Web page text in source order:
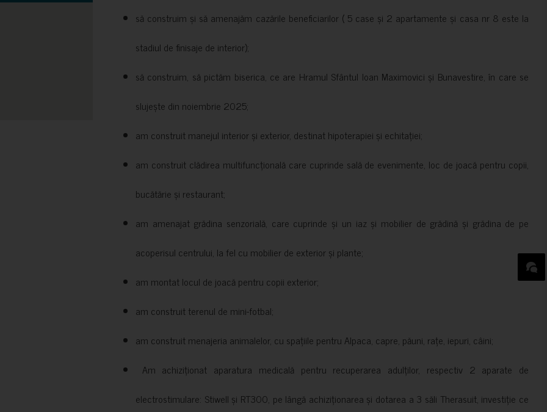
să construim și să amenajăm cazările beneficiarilor ( 5 case și 2 apartamente și casa nr 8 este la
stadiul de finisaje de interior);
să construim, să pictăm biserica, ce are Hramul Sfântul Ioan Maximovici și Bunavestire, în care se
slujește din noiembrie 2025;
am construit manejul interior și exterior, destinat hipoterapiei și echitației;
am construit clădirea multifuncțională care cuprinde sală de evenimente, loc de joacă pentru copii,
bucătărie și restaurant;
am amenajat grădina senzorială, care cuprinde și un iaz și mobilier de grădină și grădina de pe
acoperisul centrului, la fel cu mobilier de exterior și plante;
am montat locul de joacă pentru copii exterior;
am construit terenul de mini-fotbal;
am construit menajeria animalelor, cu spațiile pentru Alpaca, capre, păuni, rațe, iepuri, câini;
Am achiziționat aparatura medicală pentru recuperarea adulților, respectiv 2 aparate de
electrostimulare: Stiwell și RT300, pe lângă achiziționarea și dotarea a 3 săli Therasuit, investiție ce